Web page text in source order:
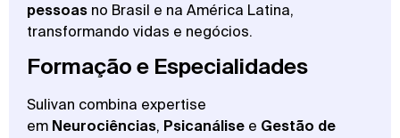
pessoas no Brasil e na América Latina,
transformando vidas e negócios.
Formação e Especialidades
Sulivan combina expertise
em Neurociências, Psicanálise e Gestão de